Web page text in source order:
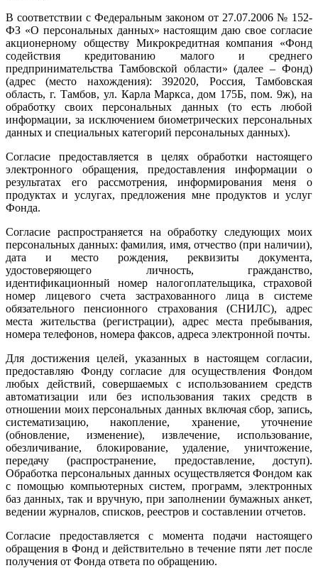
В соответствии с Федеральным законом от 27.07.2006 № 152-
ФЗ «О персональных данных» настоящим даю свое согласие
акционерному обществу Микрокредитная компания «Фонд
содействия кредитованию малого и среднего
предпринимательства Тамбовской области» (далее – Фонд)
(адрес (место нахождения): 392020, Россия, Тамбовская
область, г. Тамбов, ул. Карла Маркса, дом 175Б, пом. 9ж), на
обработку своих персональных данных (то есть любой
информации, за исключением биометрических персональных
данных и специальных категорий персональных данных).
Согласие предоставляется в целях обработки настоящего
электронного обращения, предоставления информации о
результатах его рассмотрения, информирования меня о
продуктах и услугах, предложения мне продуктов и услуг
Фонда.
Согласие распространяется на обработку следующих моих
персональных данных: фамилия, имя, отчество (при наличии),
дата и место рождения, реквизиты документа,
удостоверяющего личность, гражданство,
идентификационный номер налогоплательщика, страховой
номер лицевого счета застрахованного лица в системе
обязательного пенсионного страхования (СНИЛС), адрес
места жительства (регистрации), адрес места пребывания,
номера телефонов, номера факсов, адреса электронной почты.
Для достижения целей, указанных в настоящем согласии,
предоставляю Фонду согласие для осуществления Фондом
любых действий, совершаемых с использованием средств
автоматизации или без использования таких средств в
отношении моих персональных данных включая сбор, запись,
систематизацию, накопление, хранение, уточнение
(обновление, изменение), извлечение, использование,
обезличивание, блокирование, удаление, уничтожение,
передачу (распространение, предоставление, доступ).
Обработка персональных данных осуществляется Фондом как
с помощью компьютерных систем, программ, электронных
баз данных, так и вручную, при заполнении бумажных анкет,
ведении журналов, списков, реестров и составлении отчетов.
Согласие предоставляется с момента подачи настоящего
обращения в Фонд и действительно в течение пяти лет после
получения от Фонда ответа по обращению.